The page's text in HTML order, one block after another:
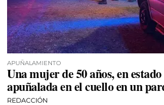
APUÑALAMIENTO
Una mujer de 50 años, en
apuñalada en el cuello en un
REDACCIÓN